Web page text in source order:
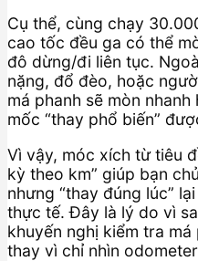
Cụ thể, cùng chạy
cao tốc đều ga có thể
đô dừng/đi liên tục.
nặng, đổ đèo, hoặc
má phanh sẽ mòn
mốc “thay phổ biến”
Vì vậy, móc xích từ tiêu
kỳ theo km” giúp bạn
nhưng “thay đúng lúc”
thực tế. Đây là lý do vì
khuyến nghị kiểm tra
thay vì chỉ nhìn